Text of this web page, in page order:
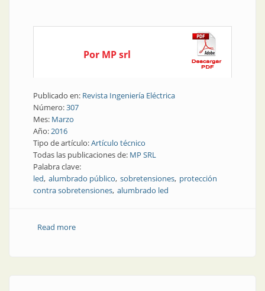
Por MP srl
Publicado en: Revista Ingeniería Eléctrica
Número:307
Mes: Marzo
Año:2016
Tipo de artículo:Artículo técnico
Todas las publicaciones de: MP SRL
Palabra clave:
led alumbrado público sobretensiones protección
contra sobretensiones alumbrado led
Read moreabout Nota técnica de producto | Protecciones